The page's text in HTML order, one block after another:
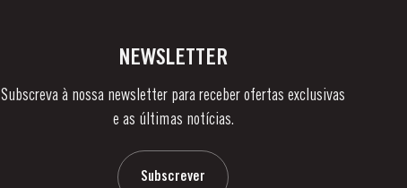
NEWSLETTER
Subscreva à nossa newsletter para receber ofertas exclusivas
e as últimas notícias.
Subscrever